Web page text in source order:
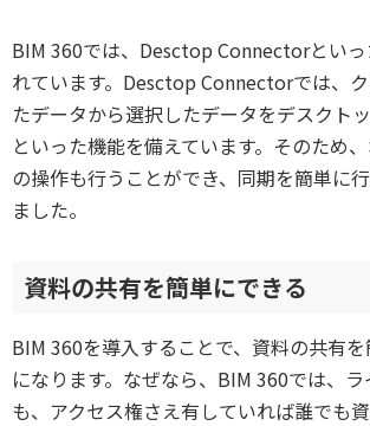
BIM 360では、Desctop Connectorとい
れています。Desctop Connectorでは、
たデータから選択したデータをデスクト
といった機能を備えています。そのため
の操作も行うことができ、同期を簡単に
ました。
資料の共有を簡単にできる
BIM 360を導入することで、資料の共有
になります。なぜなら、BIM 360では、
も、アクセス権さえ有していれば誰でも